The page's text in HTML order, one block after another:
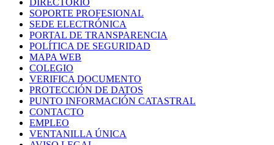
DIRECTORIO
SOPORTE PROFESIONAL
SEDE ELECTRÓNICA
PORTAL DE TRANSPARENCIA
POLÍTICA DE SEGURIDAD
MAPA WEB
COLEGIO
VERIFICA DOCUMENTO
PROTECCIÓN DE DATOS
PUNTO INFORMACIÓN CATASTRAL
CONTACTO
EMPLEO
VENTANILLA ÚNICA